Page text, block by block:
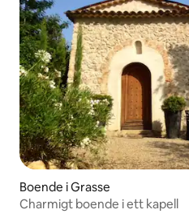
Boende i Grasse
Charmigt boende i ett kapell